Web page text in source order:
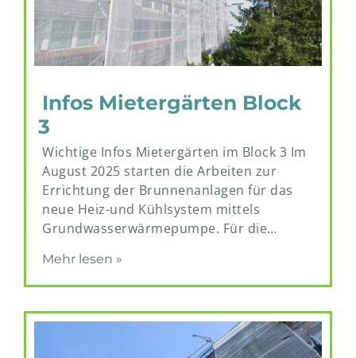
Infos Mietergärten Block
3
Wichtige Infos Mietergärten im Block 3 Im
August 2025 starten die Arbeiten zur
Errichtung der Brunnenanlagen für das
neue Heiz-und Kühlsystem mittels
Grundwasserwärmepumpe. Für die…
Mehr lesen »